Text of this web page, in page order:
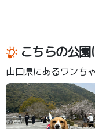
こちらの公
山口県にあるワンち